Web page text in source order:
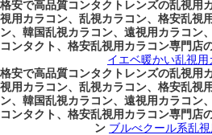
格安で高品質コンタクトレンズの乱視用
視用カラコン、乱視カラコン、格安乱視
ン、韓国乱視カラコン、遠視用カラコン
コンタクト、格安乱視用カラコン専門店
イエベ暖かい乱視用
格安で高品質コンタクトレンズの乱視用
視用カラコン、乱視カラコン、格安乱視
ン、韓国乱視カラコン、遠視用カラコン
コンタクト、格安乱視用カラコン専門店
ン ブルべクール系乱